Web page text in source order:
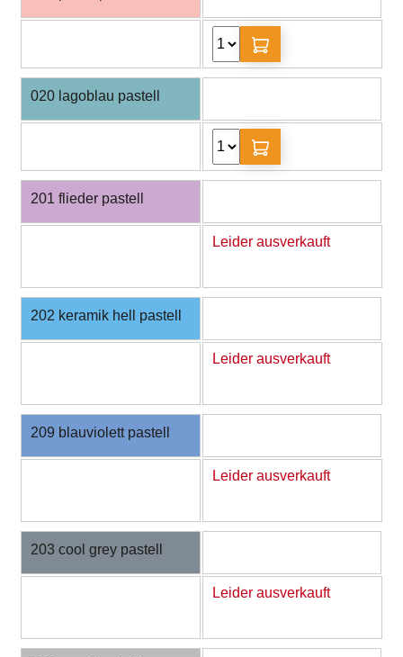
020 lagoblau pastell
201 flieder pastell
Leider ausverkauft
202 keramik hell pastell
Leider ausverkauft
209 blauviolett pastell
Leider ausverkauft
203 cool grey pastell
Leider ausverkauft